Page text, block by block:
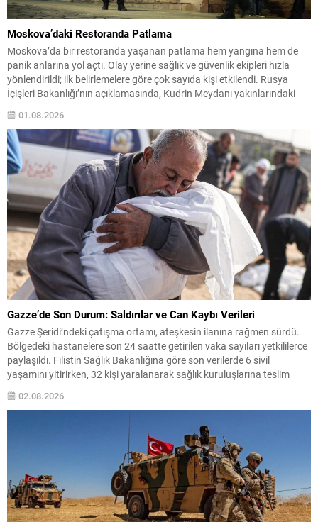
Moskova’daki Restoranda Patlama
Moskova’da bir restoranda yaşanan patlama hem yangına hem de
panik anlarına yol açtı. Olay yerine sağlık ve güvenlik ekipleri hızla
yönlendirildi; ilk belirlemelere göre çok sayıda kişi etkilendi. Rusya
İçişleri Bakanlığı’nın açıklamasında, Kudrin Meydanı yakınlarındaki
kafenin bitişiğinde meydana gelen patlamada 3 kişinin yaşamını
yitirdiği, 15 kişinin de yaralandığı belirtildi. Ekiplerin...
01.08.2026
Gazze’de Son Durum: Saldırılar ve Can Kaybı Verileri
Gazze Şeridi’ndeki çatışma ortamı, ateşkesin ilanına rağmen sürdü.
Bölgedeki hastanelere son 24 saatte getirilen vaka sayıları yetkililerce
paylaşıldı. Filistin Sağlık Bakanlığına göre son verilerde 6 sivil
yaşamını yitirirken, 32 kişi yaralanarak sağlık kuruluşlarına teslim
edildi. Resmi Sayılar ve Yaralı/Ölü Rakamları 10 Ekim tarihinde
yürürlüğe giren ateşkes anlaşmasından bu yana bildirilen...
02.08.2026